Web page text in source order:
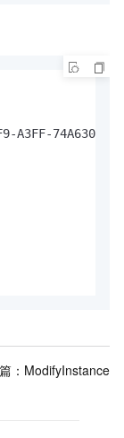
A3FF-
： ModifyInstance